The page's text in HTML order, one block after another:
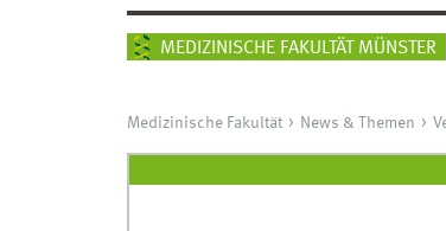
MEDIZINISCHE FAKULTÄT MÜNSTER
Medizinische Fakultät News & Themen